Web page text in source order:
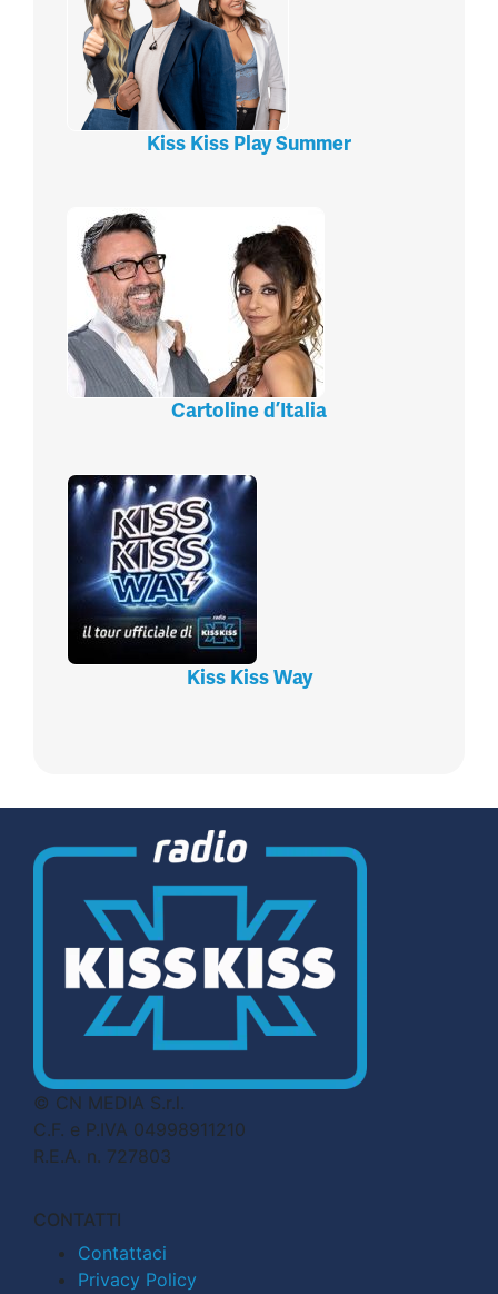
Kiss Kiss Play Summer
Cartoline d’Italia
Kiss Kiss Way
© CN MEDIA S.r.l.
C.F. e P.IVA 04998911210
R.E.A. n. 727803
CONTATTI
Contattaci
Privacy Policy